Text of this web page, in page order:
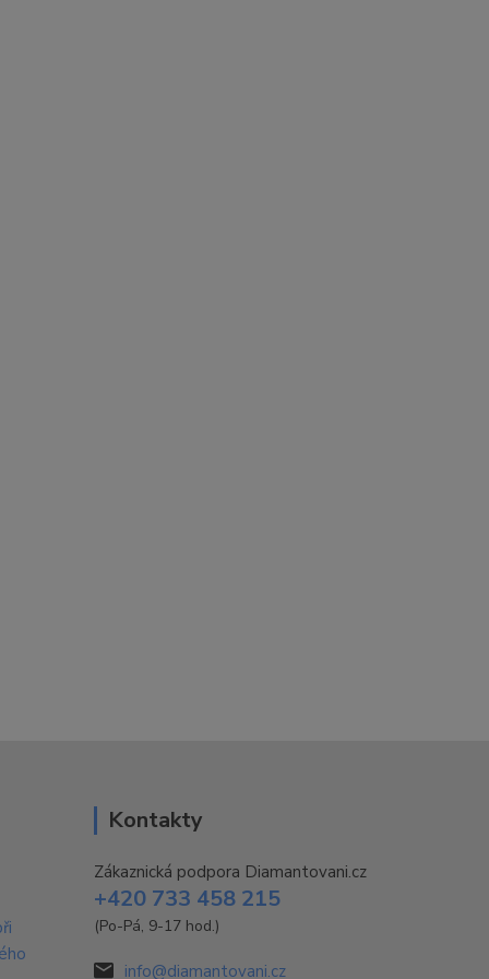
Kontakty
Zákaznická podpora Diamantovani.cz
+420 733 458 215
(Po-Pá, 9-17 hod.)
info@diamantovani.cz